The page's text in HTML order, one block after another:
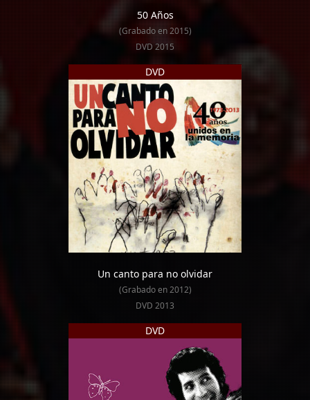
50 Años
(Grabado en 2015)
DVD 2015
DVD
Un canto para no olvidar
(Grabado en 2012)
DVD 2013
DVD